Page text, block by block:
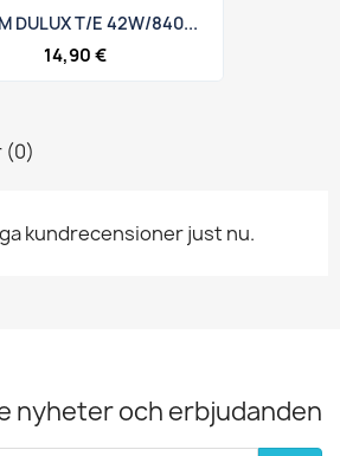
DULUX T/E 42W/840...
14,90 €
(0)
kundrecensioner just nu.
nyheter och erbjudanden